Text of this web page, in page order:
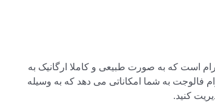
است که به صورت طبیعی و کاملا ارگانیک به
فالوجت به شما امکاناتی می دهد که به وسیله
کنید.